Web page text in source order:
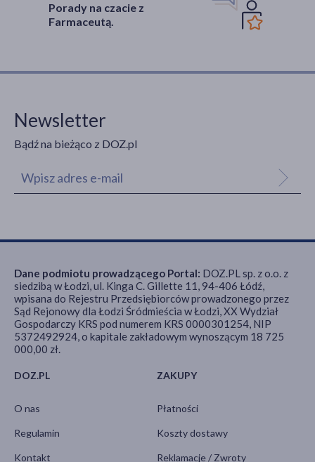
Porady na czacie z
Farmaceutą.
Newsletter
Bądź na bieżąco z DOZ.pl
DOZ.PL
O nas
Regulamin
Kontakt
ZAKUPY
Płatności
Koszty dostawy
Reklamacje / Zwroty
Dane podmiotu prowadzącego Portal: DOZ.PL sp. z o.o. z
siedzibą w Łodzi, ul. Kinga C. Gillette 11, 94-406 Łódź,
wpisana do Rejestru Przedsiębiorców prowadzonego przez
Sąd Rejonowy dla Łodzi Śródmieścia w Łodzi, XX Wydział
Gospodarczy KRS pod numerem KRS 0000301254, NIP
5372492924, o kapitale zakładowym wynoszącym 18 725
000,00 zł.